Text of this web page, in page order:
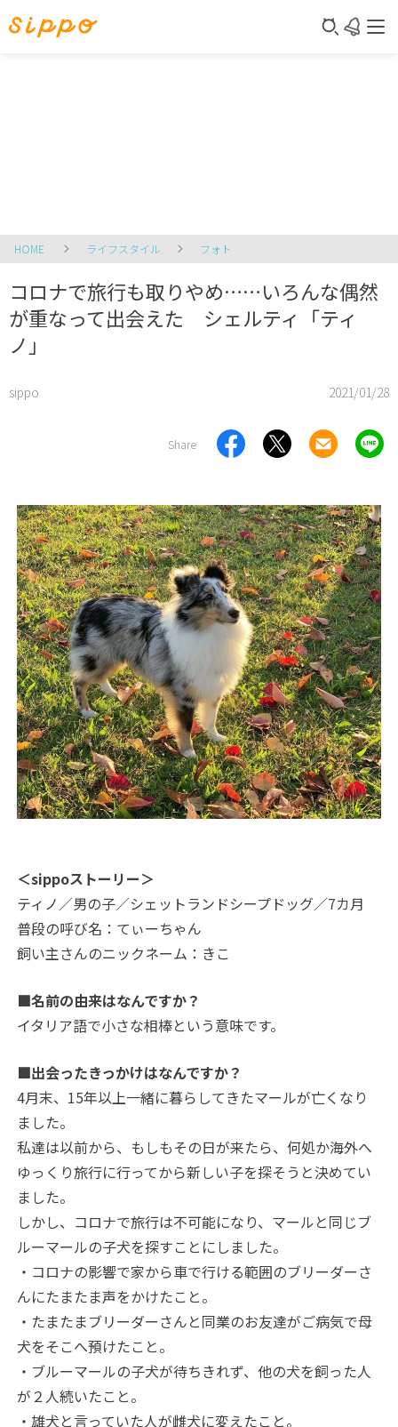
HOME ライフスタイル フォト
コロナで旅行も取りやめ……いろんな偶然
が重なって出会えた シェルティ「ティ
ノ」
sippo 2021/01/28
Share
＜sippoストーリー＞
ティノ／男の子／シェットランドシープドッグ／7カ月
普段の呼び名：てぃーちゃん
飼い主さんのニックネーム：きこ
■名前の由来はなんですか？
イタリア語で小さな相棒という意味です。
■出会ったきっかけはなんですか？
4月末、15年以上一緒に暮らしてきたマールが亡くなり
ました。
私達は以前から、もしもその日が来たら、何処か海外へ
ゆっくり旅行に行ってから新しい子を探そうと決めてい
ました。
しかし、コロナで旅行は不可能になり、マールと同じブ
ルーマールの子犬を探すことにしました。
・コロナの影響で家から車で行ける範囲のブリーダーさ
んにたまたま声をかけたこと。
・たまたまブリーダーさんと同業のお友達がご病気で母
犬をそこへ預けたこと。
・ブルーマールの子犬が待ちきれず、他の犬を飼った人
が２人続いたこと。
・雄犬と言っていた人が雌犬に変えたこと。